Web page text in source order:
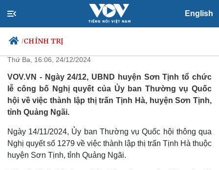
English
/CHÍNH TRỊ
Chính trị
Đảng
Tổ chức nhân sự
Nhận diện sự thật
Xã hội
Tin 24h
Dấu ấn VOV
Việc làm
Biển đảo
Công bố nghị quyết thành lập
thị trấn Tịnh Hà ở Quảng Ngãi
Thứ Ba, 16:06, 24/12/2024
VOV.VN - Ngày 24/12, UBND huyện Sơn Tịnh tổ chức
lễ công bố Nghị quyết của Ủy ban Thường vụ Quốc
hội về việc thành lập thị trấn Tịnh Hà, huyện Sơn Tịnh,
tỉnh Quảng Ngãi.
Ngày 14/11/2024, Ủy ban Thường vụ Quốc hội thông qua
Nghị quyết số 1279 về việc thành lập thị trấn Tịnh Hà thuộc
huyện Sơn Tịnh, tỉnh Quảng Ngãi.